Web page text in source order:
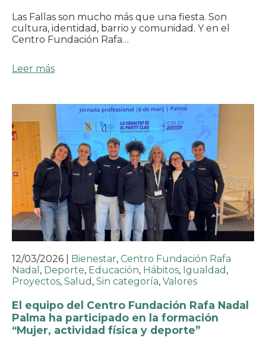
Las Fallas son mucho más que una fiesta. Son
cultura, identidad, barrio y comunidad. Y en el
Centro Fundación Rafa…
Leer más
12/03/2026 Bienestar, Centro Fundación Rafa
Nadal , Deporte, Educación, Hábitos, Igualdad ,
Proyectos, Salud , Sin categoría, Valores
El equipo del Centro Fundación Rafa Nadal
Palma ha participado en la formación
“Mujer, actividad física y deporte”